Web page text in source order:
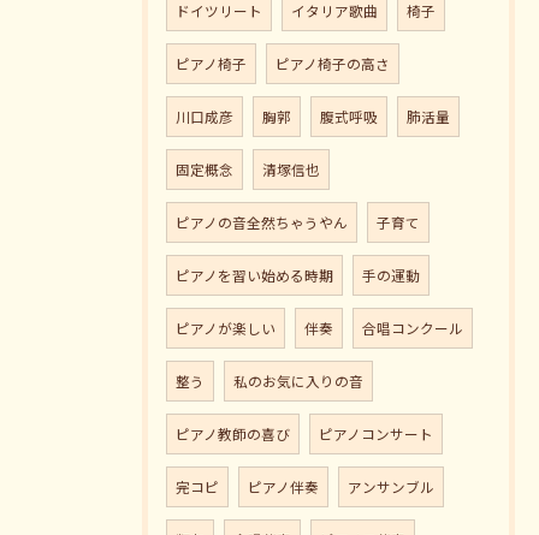
ドイツリート イタリア歌曲 椅子
ピアノ椅子 ピアノ椅子の高さ
川口成彦 胸郭 腹式呼吸 肺活量
固定概念 清塚信也
ピアノの音全然ちゃうやん 子育て
ピアノを習い始める時期 手の運動
ピアノが楽しい 伴奏 合唱コンクール
整う 私のお気に入りの音
ピアノ教師の喜び ピアノコンサート
完コピ ピアノ伴奏 アンサンブル